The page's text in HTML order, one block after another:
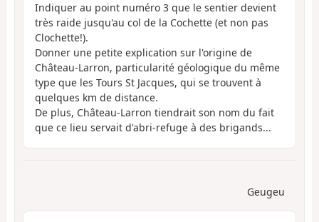
Indiquer au point numéro 3 que le sentier devient
très raide jusqu'au col de la Cochette (et non pas
Clochette!).
Donner une petite explication sur l'origine de
Château-Larron, particularité géologique du même
type que les Tours St Jacques, qui se trouvent à
quelques km de distance.
De plus, Château-Larron tiendrait son nom du fait
que ce lieu servait d'abri-refuge à des brigands...
Geugeu